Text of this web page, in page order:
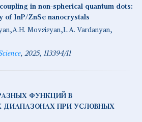
in non-spherical quantum dots:
of InP/ZnSe nanocrystals
A.H. Movsisyan L.A. Vardanyan
2025 113394/11
ФУНКЦИЙ В
ДИАПАЗОНАХ ПРИ УСЛОВНЫХ